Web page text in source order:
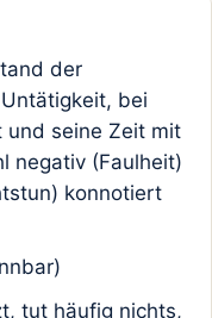
der
bei
und seine Zeit mit
negativ (Faulheit)
konnotiert
tut häufig nichts,